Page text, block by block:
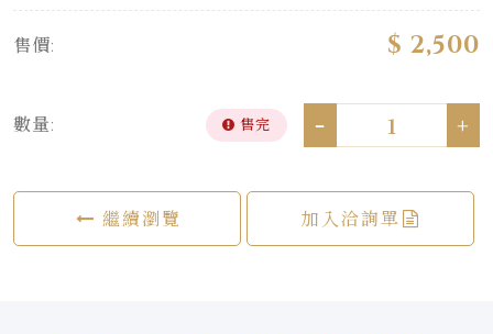
售價: $ 2,500
數量: 售完 - +
繼續瀏覽 加入洽詢單